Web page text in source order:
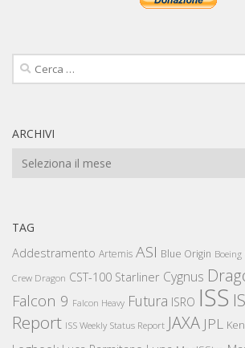
Ricerca
per:
ARCHIVI
Archivi
TAG
Addestramento Artemis ASI Blue Origin Boeing
Crew Dragon CST-100 Starliner Cygnus
Falcon 9 Falcon Heavy Futura ISRO ISS
Report ISS Weekly Status Report JAXA JPL